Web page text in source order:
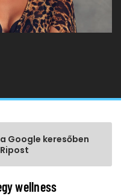
Google keresőben
wellness